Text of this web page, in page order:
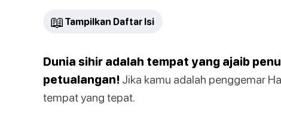
📖 Tampilkan Daftar Isi
Dunia sihir adalah tempat yang ajaib
petualangan! Jika kamu adalah penggemar
tempat yang tepat.